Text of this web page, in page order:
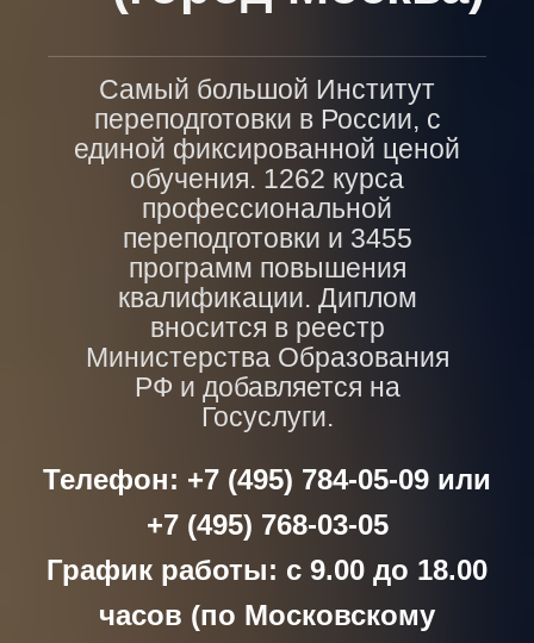
Самый большой Институт
переподготовки в России, с
единой фиксированной ценой
обучения. 1262 курса
профессиональной
переподготовки и 3455
программ повышения
квалификации. Диплом
вносится в реестр
Министерства Образования
РФ и добавляется на
Госуслуги.
Телефон: +7 (495) 784-05-09 или
+7 (495) 768-03-05
График работы: с 9.00 до 18.00
часов (по Московскому